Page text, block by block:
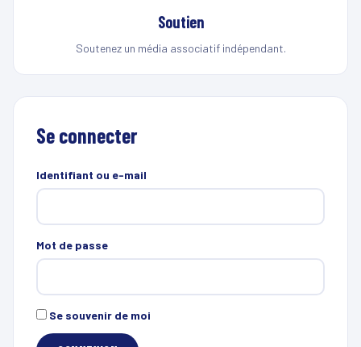
Soutien
Soutenez un média associatif indépendant.
Se connecter
Identifiant ou e-mail
Mot de passe
Se souvenir de moi